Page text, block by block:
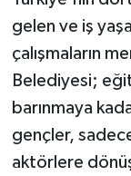
gelen ve iş
çalışmaların
Belediyesi;
barınmaya
gençler,
aktörlere